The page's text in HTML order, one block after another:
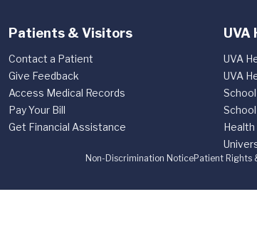
Patients & Visitors
Contact a Patient
Give Feedback
Access Medical Records
Pay Your Bill
Get Financial Assistance
UVA
UVA
UVA
Health
Non-Discrimination NoticePatient Rights